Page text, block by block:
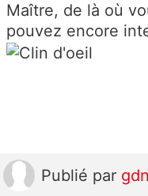
Maître, de là où
pouvez encore
Publié par